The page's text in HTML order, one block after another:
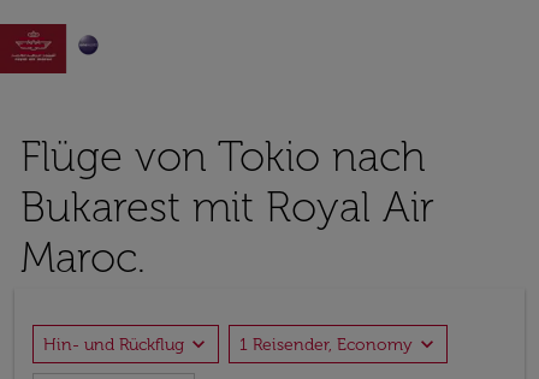

Flüge von Tokio nach
Bukarest mit Royal Air
Maroc.
Hin- und Rückflug expand_more 1 Reisender, Economy expand_more